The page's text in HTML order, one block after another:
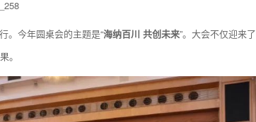
。今年圆桌会的主题是“海纳百川 共创未来”。大会不仅迎来了
。